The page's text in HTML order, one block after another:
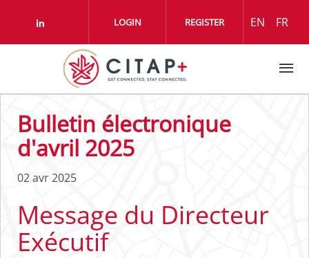
Check our social media on linkedin
LOGIN REGISTER EN FR
Bulletin électronique
d'avril 2025
02 avr 2025
Message du Directeur
Exécutif